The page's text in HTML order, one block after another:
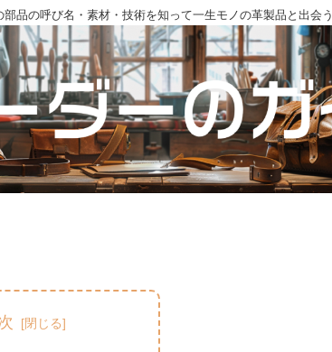
部品の呼び名・素材・技術を知って一生モノの革製品と出会う